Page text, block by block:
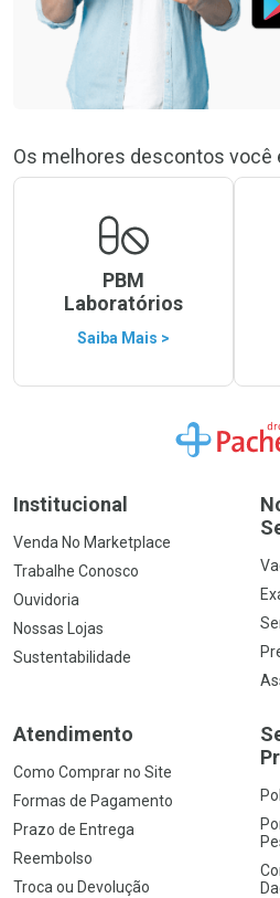
Os melhores descontos você
PBM
Laboratórios
Saiba Mais >
Ir para a
Institucional
Venda No Marketplace
Trabalhe Conosco
Ouvidoria
Nossas Lojas
Sustentabilidade
Atendimento
Como Comprar no Site
Formas de Pagamento
Prazo de Entrega
Reembolso
Troca ou Devolução